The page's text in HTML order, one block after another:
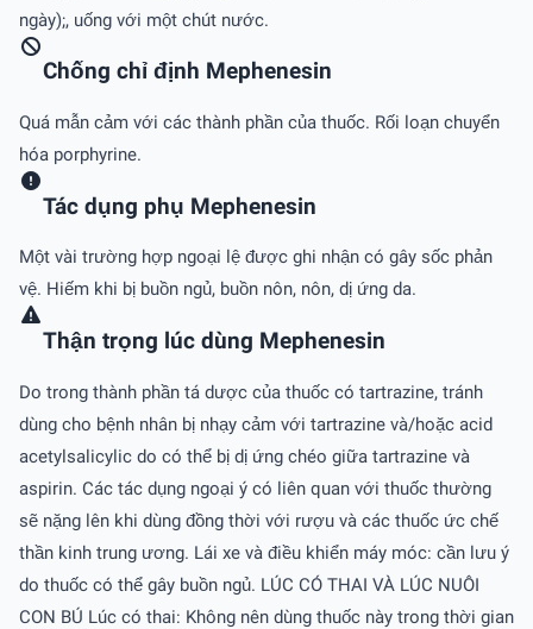
ngày);, uống với một chút nước.
Chống chỉ định Mephenesin
Quá mẫn cảm với các thành phần của thuốc. Rối loạn chuyển
hóa porphyrine.
Tác dụng phụ Mephenesin
Một vài trường hợp ngoại lệ được ghi nhận có gây sốc phản
vệ. Hiếm khi bị buồn ngủ, buồn nôn, nôn, dị ứng da.
Thận trọng lúc dùng Mephenesin
Do trong thành phần tá dược của thuốc có tartrazine, tránh
dùng cho bệnh nhân bị nhạy cảm với tartrazine và/hoặc acid
acetylsalicylic do có thể bị dị ứng chéo giữa tartrazine và
aspirin. Các tác dụng ngoại ý có liên quan với thuốc thường
sẽ nặng lên khi dùng đồng thời với rượu và các thuốc ức chế
thần kinh trung ương. Lái xe và điều khiển máy móc: cần lưu ý
do thuốc có thể gây buồn ngủ. LÚC CÓ THAI VÀ LÚC NUÔI
CON BÚ Lúc có thai: Không nên dùng thuốc này trong thời gian